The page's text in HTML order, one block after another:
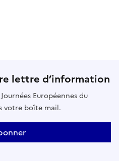
lettre d’information
Européennes du
votre boîte mail.